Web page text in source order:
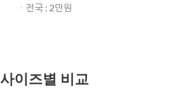
ㆍ전국 : 2만원
사이즈별 비교